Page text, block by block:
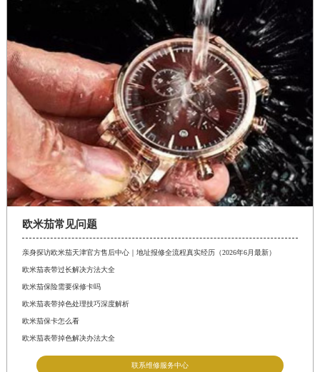
欧米茄常见问题
亲身探访欧米茄天津官方售后中心｜地址报修全流程真实经历（2026年6月最新）
欧米茄表带过长解决方法大全
欧米茄保险需要保修卡吗
欧米茄表带掉色处理技巧深度解析
欧米茄保卡怎么看
欧米茄表带掉色解决办法大全
联系维修服务中心